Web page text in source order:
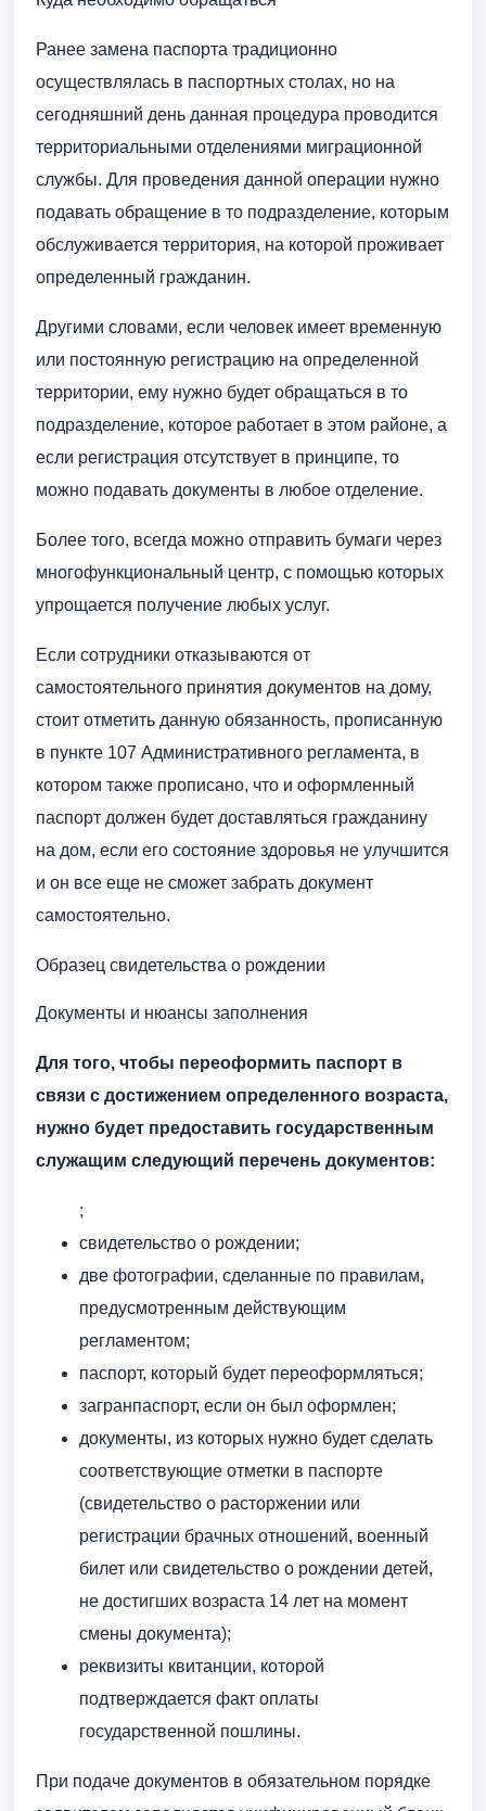
Ранее замена паспорта традиционно
осуществлялась в паспортных столах, но на
сегодняшний день данная процедура проводится
территориальными отделениями миграционной
службы. Для проведения данной операции нужно
подавать обращение в то подразделение, которым
обслуживается территория, на которой проживает
определенный гражданин.
Другими словами, если человек имеет временную
или постоянную регистрацию на определенной
территории, ему нужно будет обращаться в то
подразделение, которое работает в этом районе, а
если регистрация отсутствует в принципе, то
можно подавать документы в любое отделение.
Более того, всегда можно отправить бумаги через
многофункциональный центр, с помощью которых
упрощается получение любых услуг.
Если сотрудники отказываются от
самостоятельного принятия документов на дому,
стоит отметить данную обязанность, прописанную
в пункте 107 Административного регламента, в
котором также прописано, что и оформленный
паспорт должен будет доставляться гражданину
на дом, если его состояние здоровья не улучшится
и он все еще не сможет забрать документ
самостоятельно.
Образец свидетельства о рождении
Документы и нюансы заполнения
Для того, чтобы переоформить паспорт в
связи с достижением определенного возраста,
нужно будет предоставить государственным
служащим следующий перечень документов:
;
свидетельство о рождении;
две фотографии, сделанные по правилам,
предусмотренным действующим
регламентом;
паспорт, который будет переоформляться;
загранпаспорт, если он был оформлен;
документы, из которых нужно будет сделать
соответствующие отметки в паспорте
(свидетельство о расторжении или
регистрации брачных отношений, военный
билет или свидетельство о рождении детей,
не достигших возраста 14 лет на момент
смены документа);
реквизиты квитанции, которой
подтверждается факт оплаты
государственной пошлины.
При подаче документов в обязательном порядке